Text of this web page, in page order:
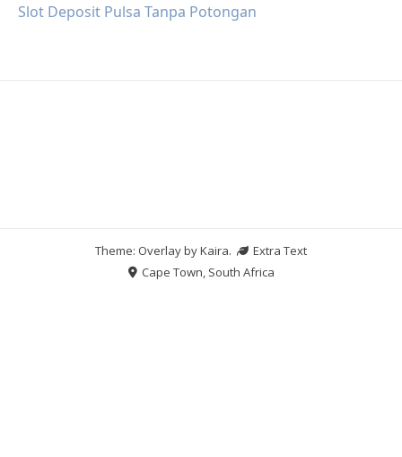
Slot Deposit Pulsa Tanpa Potongan
Theme: Overlay byKaira.
Extra Text
Cape Town, South Africa